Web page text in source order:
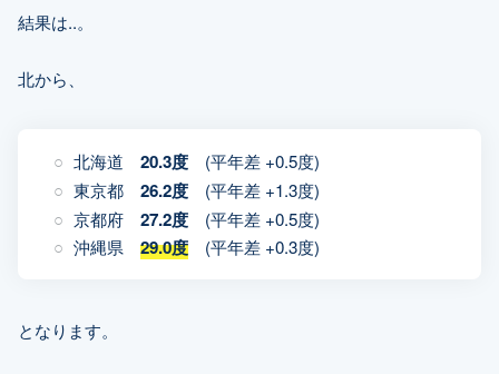
結果は..。
北から、
北海道 20.3度(平年差 +0.5度)
東京都 26.2度(平年差 +1.3度)
京都府 27.2度(平年差 +0.5度)
沖縄県 29.0度(平年差 +0.3度)
となります。